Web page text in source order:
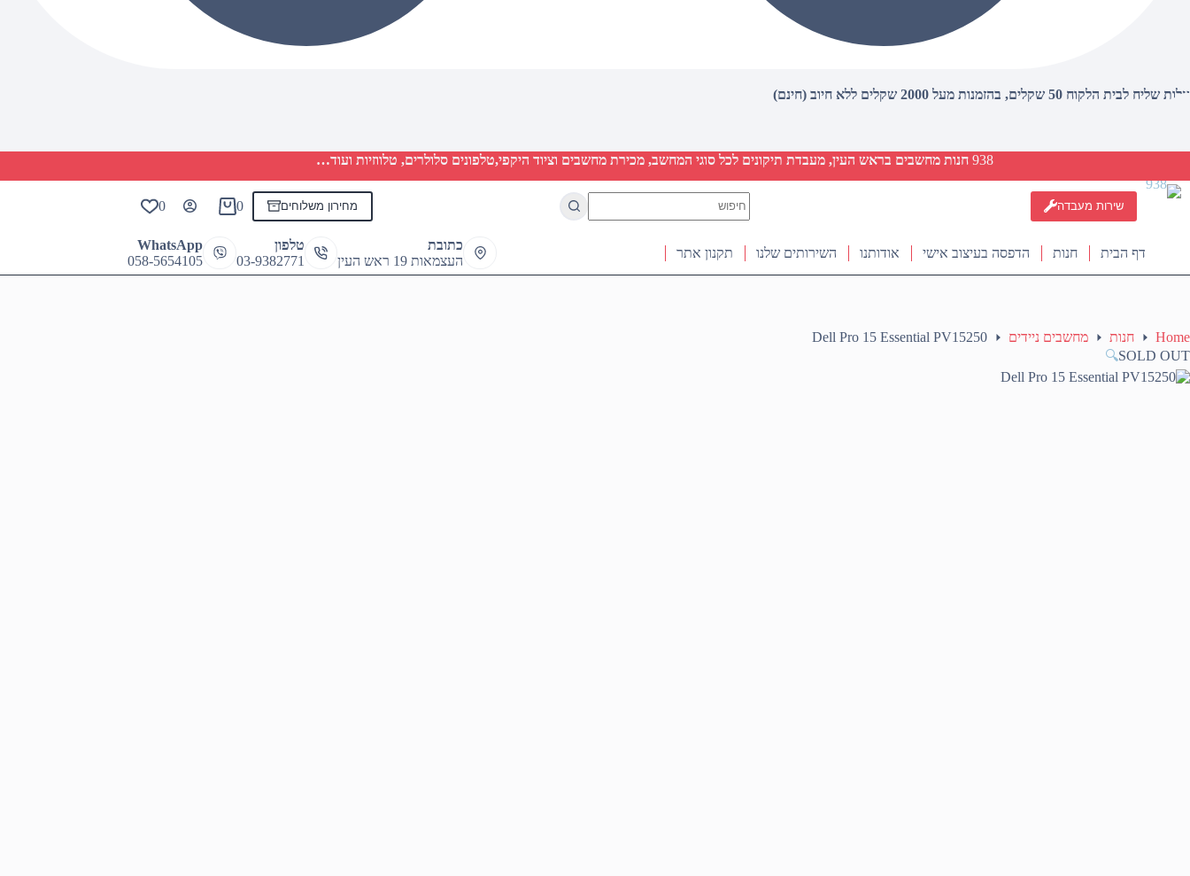
עלות שליח לבית הלקוח 50 שקלים, בהזמנות מעל 2000 שקלים ללא חיוב (חינם)
938 חנות מחשבים בראש העין, מעבדת תיקונים לכל סוגי המחשב, מכירת מחשבים וציוד היקפי,טלפונים סלולרים, טלווזיות ועוד…
שירות מעבדה
results
מחירון משלוחים
Shopping
0
0
דף הבית חנות הדפסה בעיצוב אישי אודותנו השירותים שלנו תקנון אתר
כתובת
העצמאות 19 ראש העין
טלפון
03-9382771
WhatsApp
058-5654105
Home חנות מחשבים ניידים
Dell Pro 15 Essential PV15250
SOLD OUT
🔍